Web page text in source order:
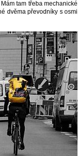
tam třeba mechanické
dvěma převodníky s osmi